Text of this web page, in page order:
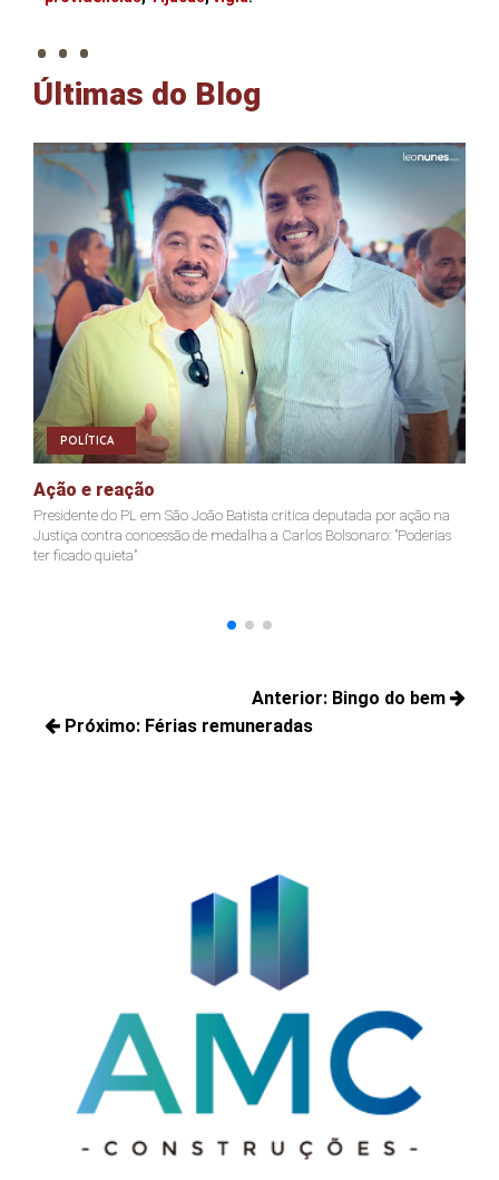
. . .
Últimas do Blog
POLÍTICA
Ação e reação
Presidente do PL em São João Batista critica deputada por ação na
Justiça contra concessão de medalha a Carlos Bolsonaro: "Poderias
ter ficado quieta"
de
Anterior: Bingo do bem
Próximo: Férias remuneradas